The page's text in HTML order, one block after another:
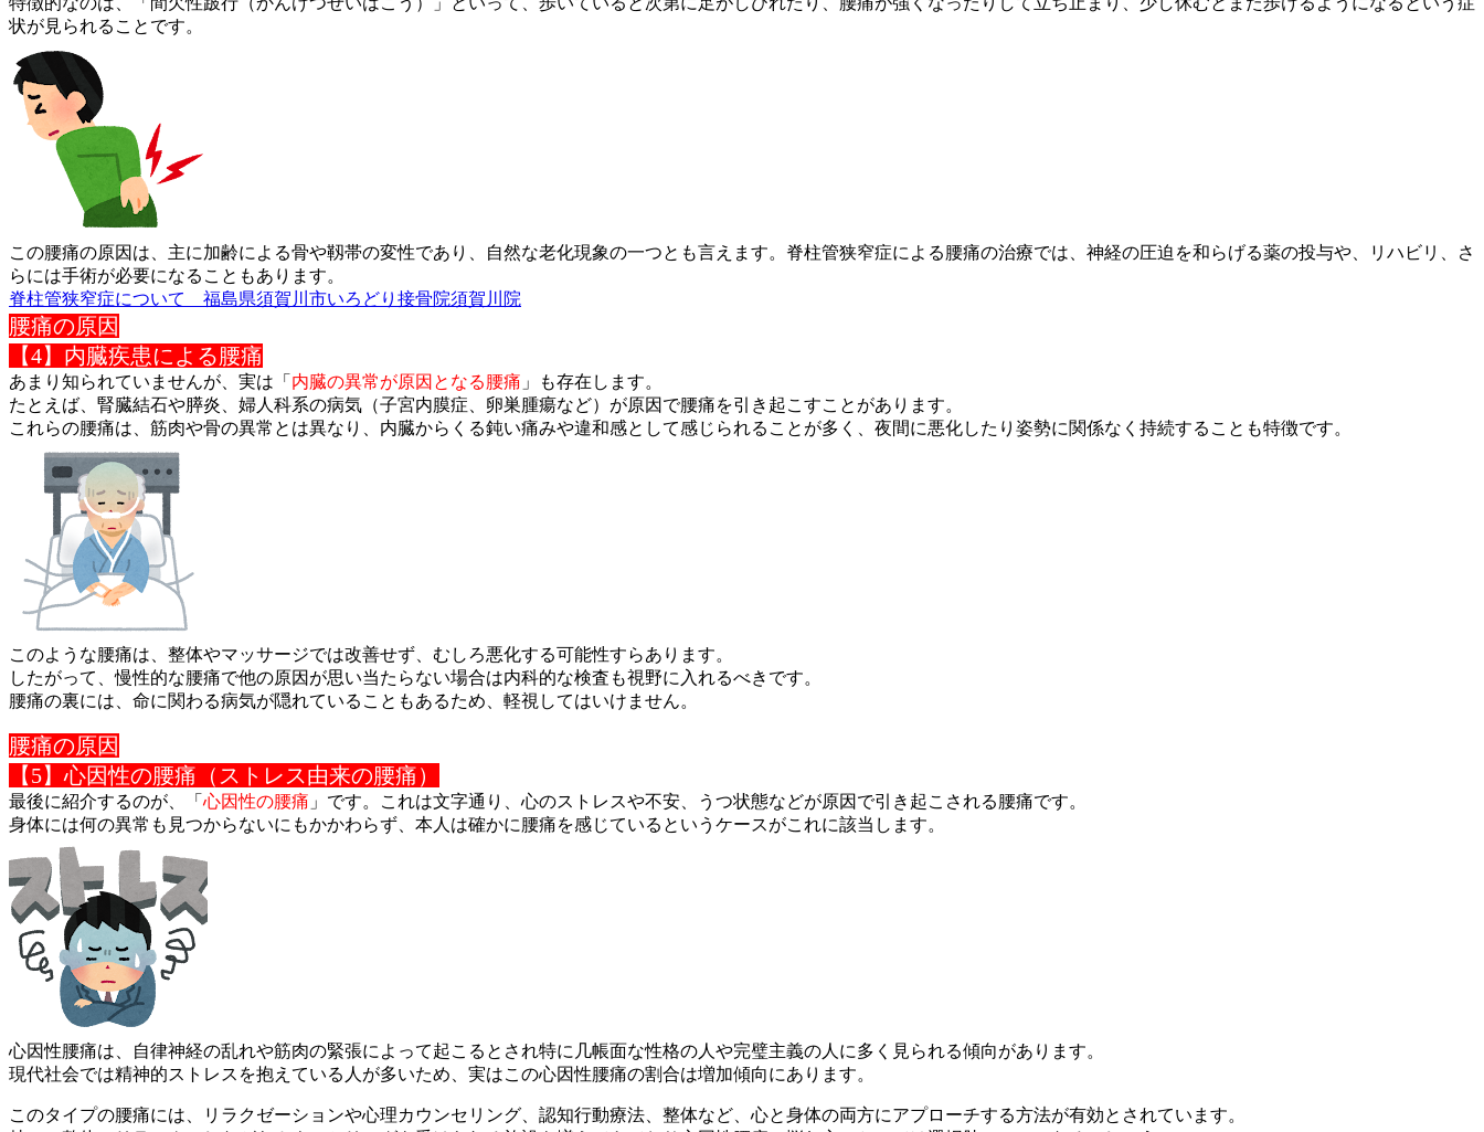
状が見られるこ とです。
この腰痛の原因は、主に加齢による骨や靱帯の変性であり、自然な老化現象の一つとも言えます。脊柱管狭窄症による腰痛の治療では 、神経の圧迫を和らげる薬の投与や、リハビリ、さ
らには手術が必要になることもあります。
脊柱管狭窄症について 福島県須賀川市いろどり接骨院須賀川院
腰痛の原因
【4】内臓疾患による腰痛
あまり知られていませんが、実は「 内臓の異常が原因となる腰痛 」
も存在します。
たとえば、腎臓結石や膵炎、婦人科系の病気（子宮内膜症、卵巣腫瘍など）が原因で腰痛を引き起こすことがあります。
これらの腰痛は、筋肉や骨の異常とは異なり、内臓からくる鈍い痛みや違和感として感じられることが多く、夜間に悪化したり姿勢に関係なく持続することも特徴です。
このような腰痛は、整体やマッサージでは改善せず、むしろ悪化する可能性すらあります。
したがって、慢性的な腰痛で他の原因が思い当たらない場合は内科的な検査も視野に入れるべきです。
腰痛の裏には、命に関わる病気が隠れていることもあるため、軽視 してはいけません。
腰痛の原因
【5】心因性の腰痛（ストレス由来の腰痛）
最後に紹介するのが、「 心因性の腰痛 」です。これは文字通り、心のストレスや不安、うつ状態などが原因で引き起こされる腰痛です。
身体には何の異常も見つからないにもかかわらず、本人は確かに腰痛を感じているというケースがこれに該当します。
心因性腰痛は、自律神経の乱れや筋肉の緊張によって起こるとされ特に几帳面な性格の人や完璧主義の人に多く見られる傾向がありま す。
現代社会では精神的ストレスを抱えている人が多いため、実はこの心因性腰痛の割合は増加傾向にあります。
このタイプの腰痛には、リラクゼーションや心理カウンセリング、 認知行動療法、整体など、心と身体の両方にアプローチする方法が有効とされています。